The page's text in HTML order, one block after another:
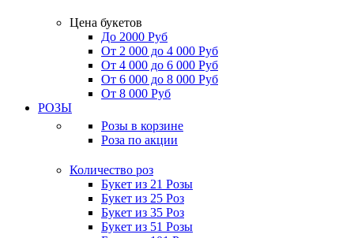
Цена букетов
До 2000 Руб
От 2 000 до 4 000 Руб
От 4 000 до 6 000 Руб
От 6 000 до 8 000 Руб
От 8 000 Руб
РОЗЫ
Розы в корзине
Роза по акции
Количество роз
Букет из 21 Розы
Букет из 25 Роз
Букет из 35 Роз
Букет из 51 Розы